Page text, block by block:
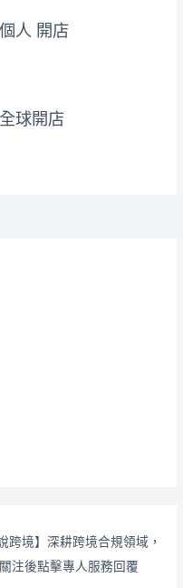
人 開店
球開店
跨境】深耕跨境合規領域，
注後點擊專人服務回覆